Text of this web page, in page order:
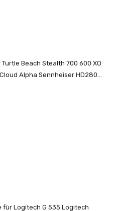
Beach Stealth 700 600 XO
Alpha Sennheiser HD280
für Logitech G 535 Logitech